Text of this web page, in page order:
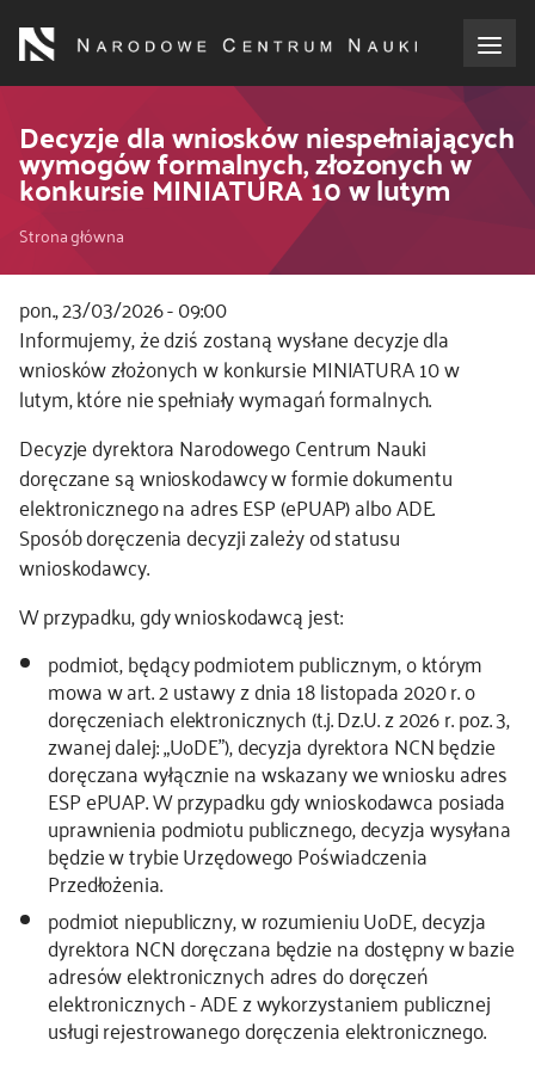
treści
dla wnioskodawców
dla realizujących projekty
dla ekspertów
efekty NCN
współpraca międzynarodowa
nagroda NCN
kontakt
Decyzje dla wniosków niespełniających
wymogów formalnych, złożonych w
konkursie MINIATURA 10 w lutym
Ścieżka
nawigacyjna
Strona główna
pon., 23/03/2026 - 09:00
Kod
CSS
i
Informujemy, że dziś zostaną wysłane decyzje dla
wniosków złożonych w konkursie MINIATURA 10 w
lutym, które nie spełniały wymagań formalnych.
Decyzje dyrektora Narodowego Centrum Nauki
doręczane są wnioskodawcy w formie dokumentu
elektronicznego na adres ESP (ePUAP) albo ADE.
Sposób doręczenia decyzji zależy od statusu
wnioskodawcy.
W przypadku, gdy wnioskodawcą jest:
podmiot, będący podmiotem publicznym, o którym
mowa w art. 2 ustawy z dnia 18 listopada 2020 r. o
doręczeniach elektronicznych (t.j. Dz.U. z 2026 r. poz. 3,
zwanej dalej: „UoDE”), decyzja dyrektora NCN będzie
doręczana wyłącznie na wskazany we wniosku adres
ESP ePUAP. W przypadku gdy wnioskodawca posiada
uprawnienia podmiotu publicznego, decyzja wysyłana
będzie w trybie Urzędowego Poświadczenia
Przedłożenia.
podmiot niepubliczny, w rozumieniu UoDE, decyzja
dyrektora NCN doręczana będzie na dostępny w bazie
adresów elektronicznych adres do doręczeń
elektronicznych - ADE z wykorzystaniem publicznej
usługi rejestrowanego doręczenia elektronicznego.